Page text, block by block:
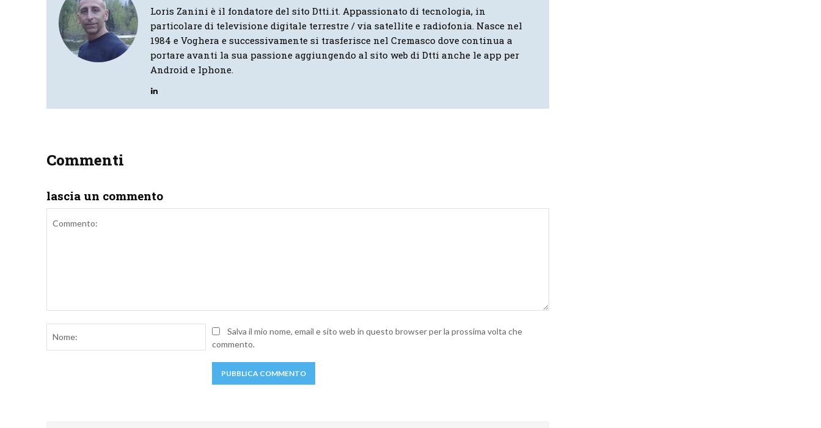
Loris Zanini è il fondatore del sito Dtti.it. Appassionato di tecnologia, in
particolare di televisione digitale terrestre / via satellite e radiofonia. Nasce nel
1984 e Voghera e successivamente si trasferisce nel Cremasco dove continua a
portare avanti la sua passione aggiungendo al sito web di Dtti anche le app per
Android e Iphone.
Commenti
lascia un commento
Nome:Salva il mio nome, email e sito web in questo browser per la prossima volta che
commento.